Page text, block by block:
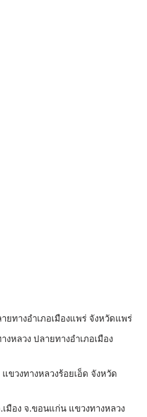
ยทางอำเภอเมืองแพร่ จังหวัดแพร่
หลวง ปลายทางอำเภอเมือง
ขวงทางหลวงร้อยเอ็ด จังหวัด
มือง จ.ขอนแก่น แขวงทางหลวง